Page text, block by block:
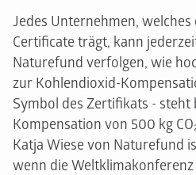
Jedes Unternehmen, welches
Certificate trägt, kann
Naturefund verfolgen, wie
zur Kohlendioxid-
Symbol des Zertifikats - steht
Kompensation von 500 kg
Katja Wiese von Naturefund
wenn die